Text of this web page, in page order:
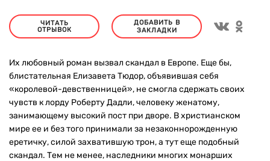
ЧИТАТЬ
ОТРЫВОК
ДОБАВИТЬ В
ЗАКЛАДКИ
Их любовный роман вызвал скандал в Европе. Еще бы,
блистательная Елизавета Тюдор, объявившая себя
«королевой-девственницей», не смогла сдержать своих
чувств к лорду Роберту Дадли, человеку женатому,
занимающему высокий пост при дворе. В христианском
мире ее и без того принимали за незаконнорожденную
еретичку, силой захватившую трон, а тут еще подобный
скандал. Тем не менее, наследники многих монарших